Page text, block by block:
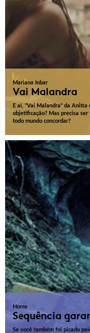
Mariana Inbar
Vai Malandra
E aí, "Vai Malandra" da Anitta
objetificação? Mas precisa ser
todo mundo concordar?
Home
Sequência
Se você também foi picado